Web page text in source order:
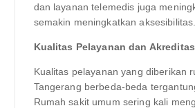
dan layanan telemedis juga
semakin meningkatkan aksesibilitas.
Kualitas Pelayanan dan
Kualitas pelayanan yang diberikan
Tangerang berbeda-beda
Rumah sakit umum sering kali